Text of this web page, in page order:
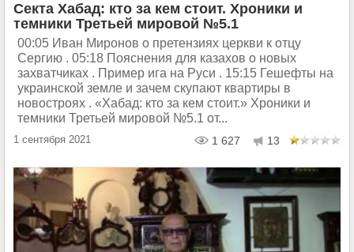
Секта Хабад: кто за кем стоит. Хроники и
темники Третьей мировой №5.1
00:05 Иван Миронов о претензиях церкви к отцу
Сергию . 05:18 Пояснения для казахов о новых
захватчиках . Пример ига на Руси . 15:15 Гешефты на
украинской земле и зачем скупают квартиры в
новостроях . «Хабад: кто за кем стоит.» Хроники и
темники Третьей мировой №5.1 от...
1 сентября 2021 1 627 13